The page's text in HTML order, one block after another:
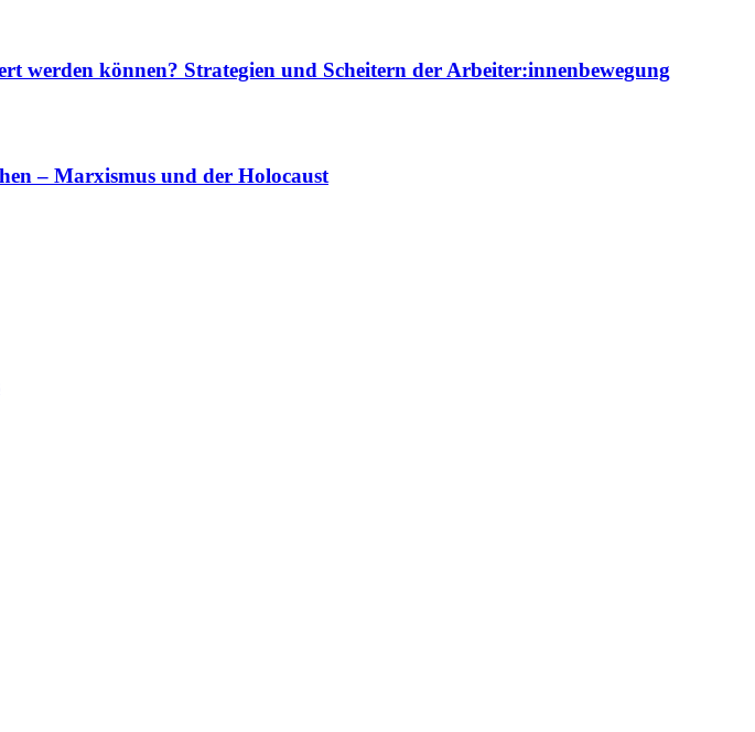
können? Strategien und Scheitern der Arbeiter:innenbewegung
– Marxismus und der Holocaust